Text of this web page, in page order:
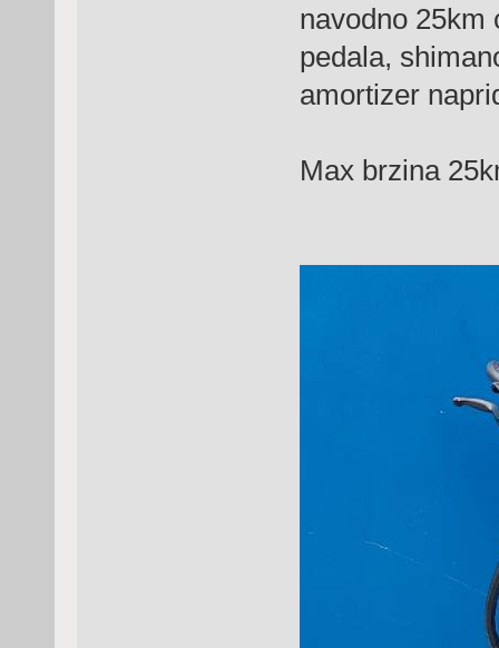
navodno 25km
pedala,
amortizer
Max brzina